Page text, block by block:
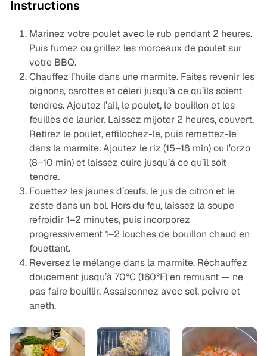
Instructions
Marinez votre poulet avec le rub pendant 2 heures.
Puis fumez ou grillez les morceaux de poulet sur
votre BBQ.
Chauffez l’huile dans une marmite. Faites revenir les
oignons, carottes et céleri jusqu’à ce qu’ils soient
tendres. Ajoutez l’ail, le poulet, le bouillon et les
feuilles de laurier. Laissez mijoter 2 heures, couvert.
Retirez le poulet, effilochez-le, puis remettez-le
dans la marmite. Ajoutez le riz (15–18 min) ou l’orzo
(8–10 min) et laissez cuire jusqu’à ce qu’il soit
tendre.
Fouettez les jaunes d’œufs, le jus de citron et le
zeste dans un bol. Hors du feu, laissez la soupe
refroidir 1–2 minutes, puis incorporez
progressivement 1–2 louches de bouillon chaud en
fouettant.
Reversez le mélange dans la marmite. Réchauffez
doucement jusqu’à 70°C (160°F) en remuant — ne
pas faire bouillir. Assaisonnez avec sel, poivre et
aneth.